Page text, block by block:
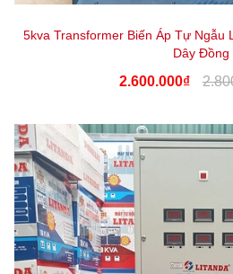
5kva Transformer Biến Áp Tự Ngẫu
Dây Đồng
2.600.000₫